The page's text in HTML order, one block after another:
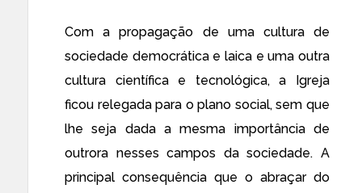
Com a propagação de uma cultura de
sociedade democrática e laica e uma outra
cultura científica e tecnológica, a Igreja
ficou relegada para o plano social, sem que
lhe seja dada a mesma importância de
outrora nesses campos da sociedade. A
principal consequência que o abraçar do